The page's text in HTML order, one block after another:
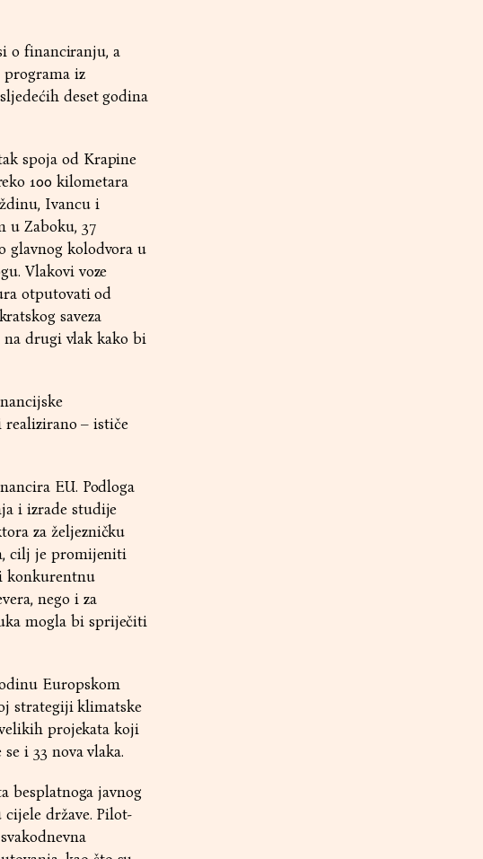
o financiranju, a
iz
deset godina
spoja od Krapine
100 kilometara
Ivancu i
u Zaboku, 37
glavnog kolodvora u
Vlakovi voze
otputovati od
saveza
na drugi vlak kako bi
– ističe
EU. Podloga
i izrade studije
za željezničku
cilj je promijeniti
konkurentnu
nego i za
mogla bi spriječiti
Europskom
strategiji klimatske
projekata koji
i 33 nova vlaka.
besplatnoga javnog
države. Pilot-